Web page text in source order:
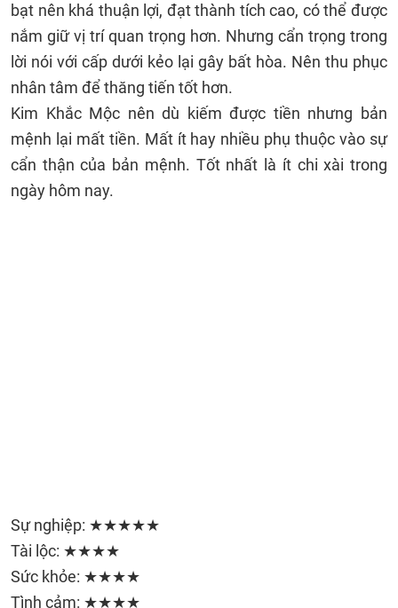
bạt nên khá thuận lợi, đạt thành tích cao, có thể được
nắm giữ vị trí quan trọng hơn. Nhưng cẩn trọng trong
lời nói với cấp dưới kẻo lại gây bất hòa. Nên thu phục
nhân tâm để thăng tiến tốt hơn.
Kim Khắc Mộc nên dù kiếm được tiền nhưng bản
mệnh lại mất tiền. Mất ít hay nhiều phụ thuộc vào sự
cẩn thận của bản mệnh. Tốt nhất là ít chi xài trong
ngày hôm nay.
Sự nghiệp: ★★★★★
Tài lộc: ★★★★
Sức khỏe: ★★★★
Tình cảm: ★★★★